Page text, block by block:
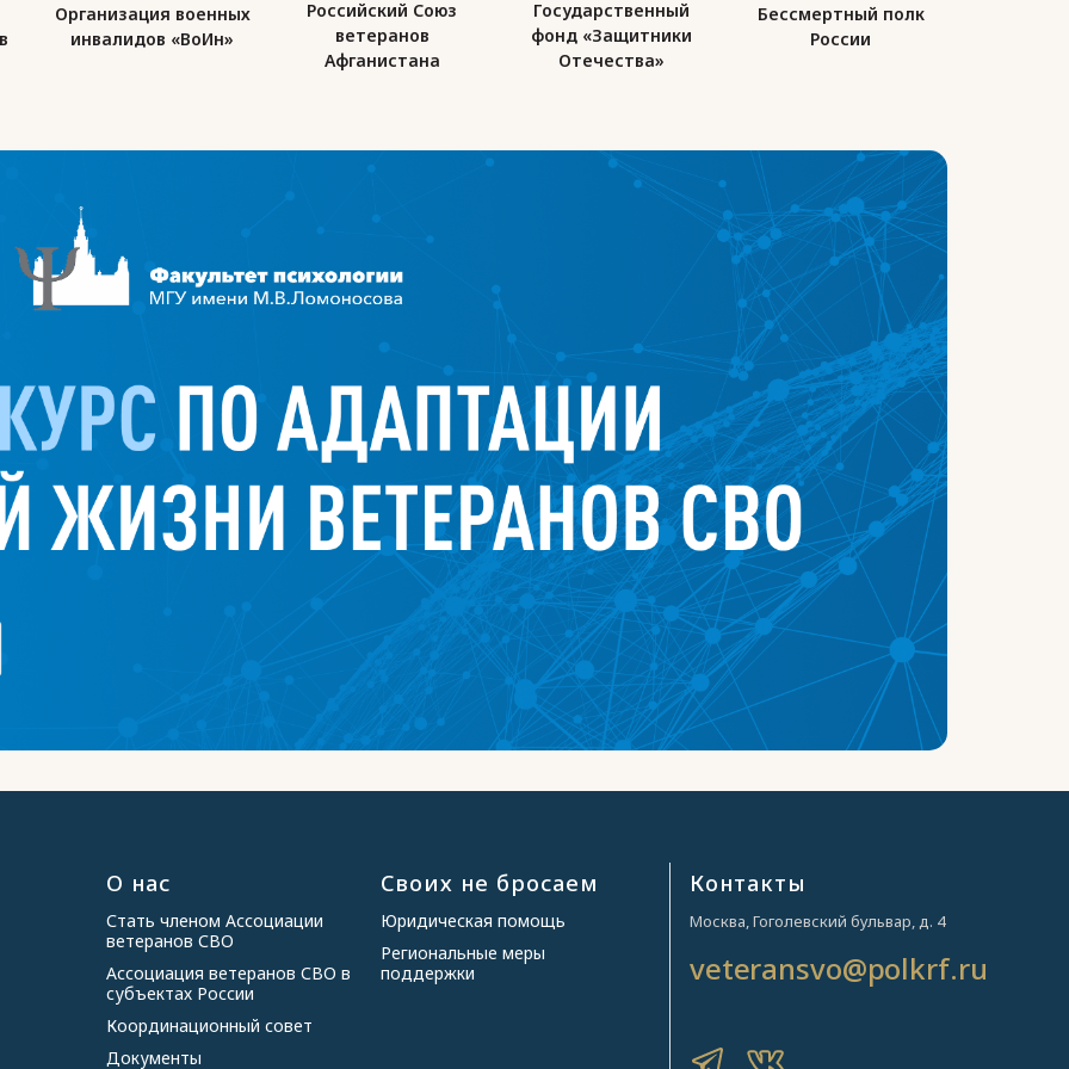
Организация военных
инвалидов «ВоИн»
Российский Союз
ветеранов
Афганистана
Государственный
фонд «Защитники
Отечества»
Бессмертный полк
России
О нас
Стать членом Ассоциации
ветеранов СВО
Ассоциация ветеранов СВО в
субъектах России
Координационный совет
Документы
Своих не бросаем
Юридическая помощь
Региональные меры
поддержки
Контакты
Москва, Гоголевский бульвар, д. 4
veteransvo@polkrf.ru